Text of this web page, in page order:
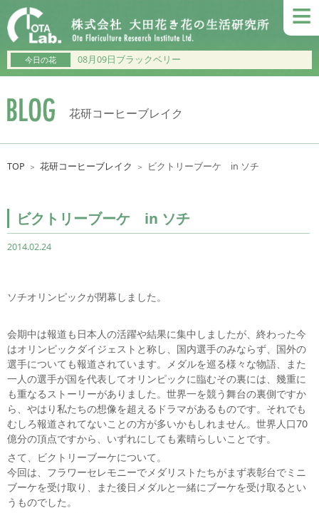
≡
今日の花 08月09日ブラックベリー
花研コーヒーブレイク
TOP ＞ 花研コーヒーブレイク ＞ ビクトリーブーケ in ソチ
ビクトリーブーケ in ソチ
2014.02.24
ソチオリンピックが閉幕しました。
会期中は報道も日本人の活躍や結果に集中しましたが、終わった今
はオリンピックダイジェストと称し、国内選手のみならず、国外の
選手についても報道されています。メダルを巡る様々な物語、また
一人の選手が国を代表してオリンピックに臨むその裏には、幾重に
も重なるストーリーがありました。世界一を競う舞台の裏側ですか
ら、やはり私たちの想像を超えるドラマがあるものです。それでも
むしろ報道されてないことの方が多いかもしれません。世界人口70
億分の頂点ですから、いずれにしても素晴らしいことです。
さて、ビクトリーブーケについて。
今回は、フラワーセレモニーでメダリストたちがまず表彰台でミニ
ブーケを受け取り、また後日メダルと一緒にブーケを受け取るとい
うものでした。